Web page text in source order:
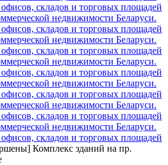
складов и торговых площадей
недвижимости Беларуси.
складов и торговых площадей
недвижимости Беларуси.
складов и торговых площадей
недвижимости Беларуси.
складов и торговых площадей
недвижимости Беларуси.
складов и торговых площадей
недвижимости Беларуси.
складов и торговых площадей
недвижимости Беларуси.
складов и торговых площадей
Комплекс зданий на пр.